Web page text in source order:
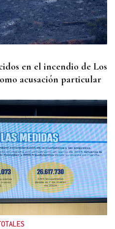
en el incendio de Los
acusación particular